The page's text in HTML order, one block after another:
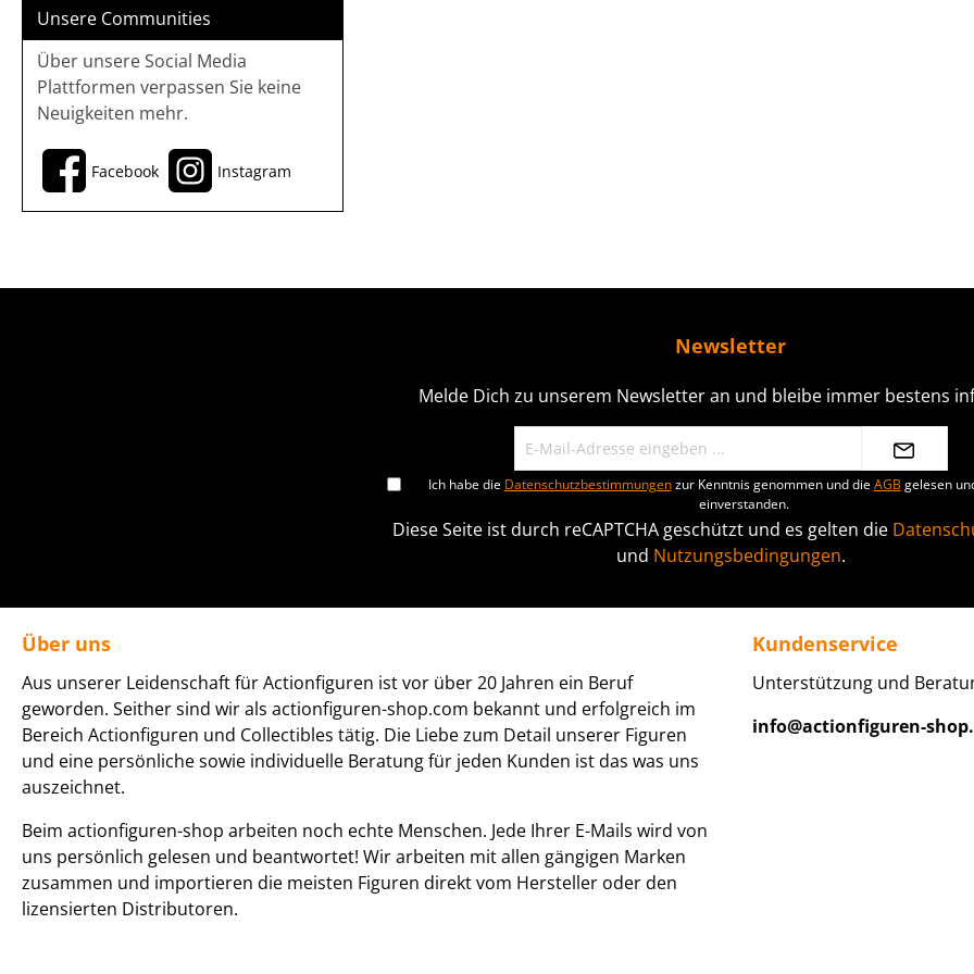
Unsere Communities
Über unsere Social Media
Plattformen verpassen Sie keine
Neuigkeiten mehr.
Facebook Instagram
Newsletter
Melde Dich zu unserem Newsletter an und bleibe immer bestens
Ich habe die Datenschutzbestimmungenzur Kenntnis genommen und dieAGB gelesen
einverstanden.
Diese Seite ist durch reCAPTCHA geschützt und es gelten die
und Nutzungsbedingungen.
Über uns
Aus unserer Leidenschaft für Actionfiguren ist vor über 20 Jahren ein Beruf
geworden. Seither sind wir als actionfiguren-shop.com bekannt und erfolgreich im
Bereich Actionfiguren und Collectibles tätig. Die Liebe zum Detail unserer Figuren
und eine persönliche sowie individuelle Beratung für jeden Kunden ist das was uns
auszeichnet.
Beim actionfiguren-shop arbeiten noch echte Menschen. Jede Ihrer E-Mails wird von
uns persönlich gelesen und beantwortet! Wir arbeiten mit allen gängigen Marken
zusammen und importieren die meisten Figuren direkt vom Hersteller oder den
lizensierten Distributoren.
Kundenservice
Unterstützung und
info@actionfiguren-